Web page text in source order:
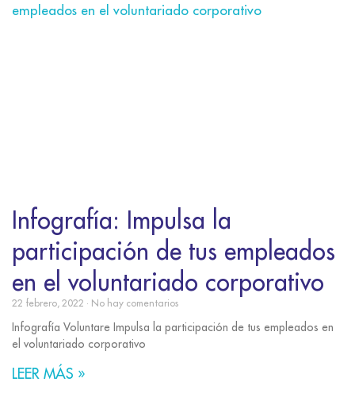
Infografía: Impulsa la
participación de tus empleados
en el voluntariado corporativo
22 febrero, 2022 No hay comentarios
Infografía Voluntare Impulsa la participación de tus empleados en
el voluntariado corporativo
LEER MÁS »